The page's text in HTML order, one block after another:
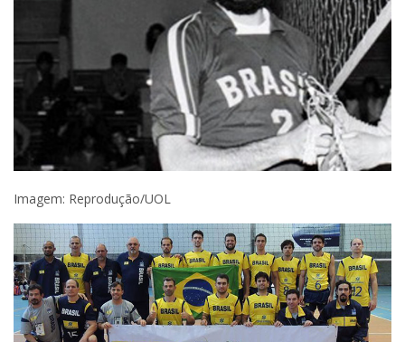
Imagem: Reprodução/UOL